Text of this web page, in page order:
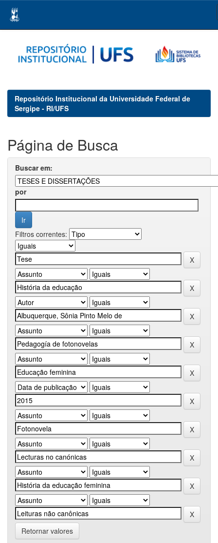
navigation
Repositório Institucional da Universidade Federal de
Sergipe - RI/UFS
Página de Busca
Buscar em:
por
Filtros correntes:
Retornar valores